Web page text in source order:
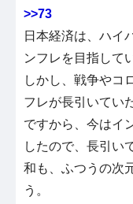
>>73
日本経済は、ハイ
ンフレを目指して
しかし、戦争やコ
フレが長引いてい
ですから、今はイ
したので、長引い
和も、ふつうの次
う。